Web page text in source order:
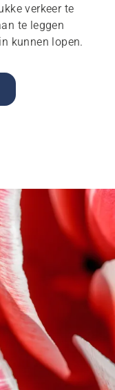
verkeer te
te leggen
kunnen lopen.